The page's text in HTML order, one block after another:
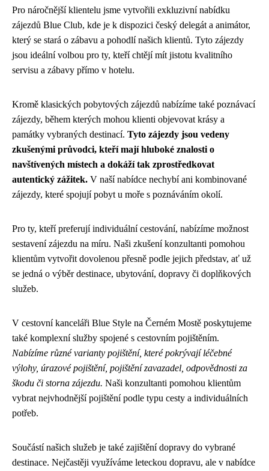
Pro náročnější klientelu jsme vytvořili exkluzivní nabídku
zájezdů Blue Club, kde je k dispozici český delegát a animátor,
který se stará o zábavu a pohodlí našich klientů. Tyto zájezdy
jsou ideální volbou pro ty, kteří chtějí mít jistotu kvalitního
servisu a zábavy přímo v hotelu.
Kromě klasických pobytových zájezdů nabízíme také poznávací
zájezdy, během kterých mohou klienti objevovat krásy a
památky vybraných destinací. Tyto zájezdy jsou vedeny
zkušenými průvodci, kteří mají hluboké znalosti o
navštívených místech a dokáží tak zprostředkovat
autentický zážitek. V naší nabídce nechybí ani kombinované
zájezdy, které spojují pobyt u moře s poznáváním okolí.
Pro ty, kteří preferují individuální cestování, nabízíme možnost
sestavení zájezdu na míru. Naši zkušení konzultanti pomohou
klientům vytvořit dovolenou přesně podle jejich představ, ať už
se jedná o výběr destinace, ubytování, dopravy či doplňkových
služeb.
V cestovní kanceláři Blue Style na Černém Mostě poskytujeme
také komplexní služby spojené s cestovním pojištěním.
Nabízíme různé varianty pojištění, které pokrývají léčebné
výlohy, úrazové pojištění, pojištění zavazadel, odpovědnosti za
škodu či storna zájezdu. Naši konzultanti pomohou klientům
vybrat nejvhodnější pojištění podle typu cesty a individuálních
potřeb.
Součástí našich služeb je také zajištění dopravy do vybrané
destinace. Nejčastěji využíváme leteckou dopravu, ale v nabídce